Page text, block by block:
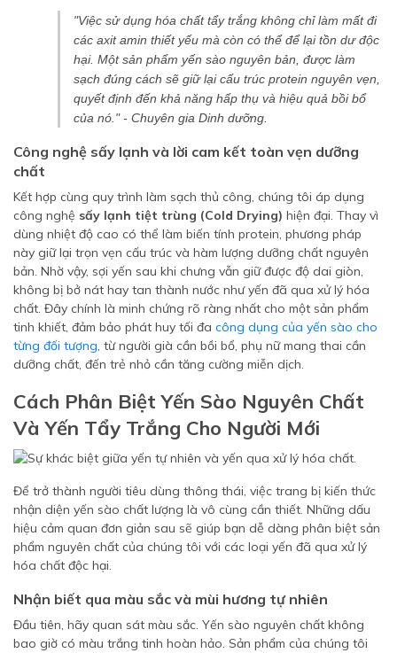
"Việc sử dụng hóa chất tẩy trắng không chỉ làm mất đi
các axit amin thiết yếu mà còn có thể để lại tồn dư độc
hại. Một sản phẩm yến sào nguyên bản, được làm
sạch đúng cách sẽ giữ lại cấu trúc protein nguyên vẹn,
quyết định đến khả năng hấp thụ và hiệu quả bồi bổ
của nó."- Chuyên gia Dinh dưỡng.
Công nghệ sấy lạnh và lời cam kết toàn vẹn dưỡng
chất
Kết hợp cùng quy trình làm sạch thủ công, chúng tôi áp dụng
công nghệ sấy lạnh tiệt trùng (Cold Drying) hiện đại. Thay vì
dùng nhiệt độ cao có thể làm biến tính protein, phương pháp
này giữ lại trọn vẹn cấu trúc và hàm lượng dưỡng chất nguyên
bản. Nhờ vậy, sợi yến sau khi chưng vẫn giữ được độ dai giòn,
không bị bở nát hay tan thành nước như yến đã qua xử lý hóa
chất. Đây chính là minh chứng rõ ràng nhất cho một sản phẩm
tinh khiết, đảm bảo phát huy tối đa công dụng của yến sào cho
từng đối tượng, từ người già cần bồi bổ, phụ nữ mang thai cần
dưỡng chất, đến trẻ nhỏ cần tăng cường miễn dịch.
Cách Phân Biệt Yến Sào Nguyên Chất
Và Yến Tẩy Trắng Cho Người Mới
Để trở thành người tiêu dùng thông thái, việc trang bị kiến thức
nhận diện yến sào chất lượng là vô cùng cần thiết. Những dấu
hiệu cảm quan đơn giản sau sẽ giúp bạn dễ dàng phân biệt sản
phẩm nguyên chất của chúng tôi với các loại yến đã qua xử lý
hóa chất độc hại.
Nhận biết qua màu sắc và mùi hương tự nhiên
Đầu tiên, hãy quan sát màu sắc. Yến sào nguyên chất không
bao giờ có màu trắng tinh hoàn hảo. Sản phẩm của chúng tôi